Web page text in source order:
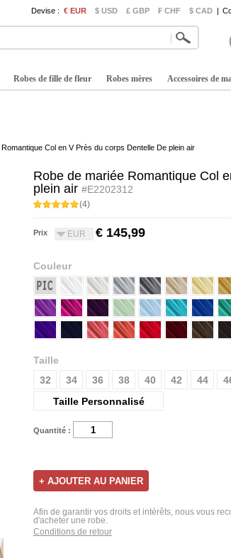
Devise : € EUR $ USD £ GBP ₣ CHF $ CAD |
Robes de fille de fleur Robes mères Accessoires de
Col en V Près du corps Dentelle De plein air
Robe de mariée Romantique Col
plein air #E2202312
(4)
Prix EUR € 145,99
Couleur
Taille
32
34 36 38 40 42 44
Taille Personnalisé
Quantité :
Afin de garantir vos droits et intérêts, nous vous
d'acheter une robe.
Conditions de retour